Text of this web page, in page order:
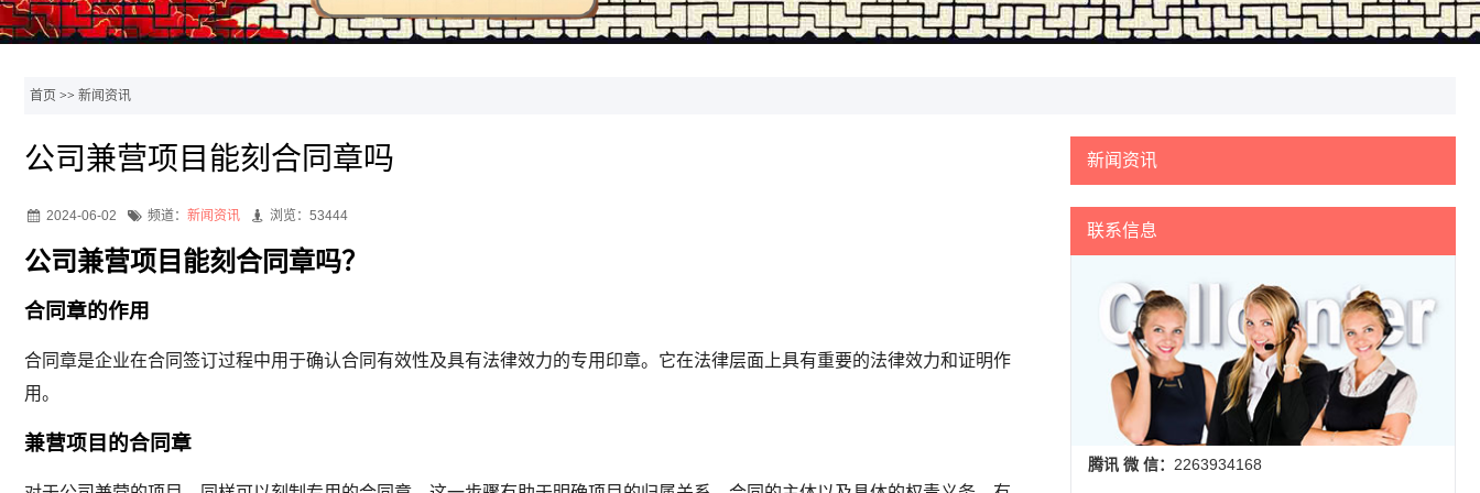
首页 >> 新闻资讯
公司兼营项目能刻合同章吗
2024-06-02 频道： 新闻资讯 浏览：53444
公司兼营项目能刻合同章吗？
合同章的作用
合同章是企业在合同签订过程中用于确认合同有效性及具有法律效力的专用印章。它在法律层面上具有重要的法律效力和证明作
用。
兼营项目的合同章
新闻资讯
联系信息
腾讯 微 信： 2263934168